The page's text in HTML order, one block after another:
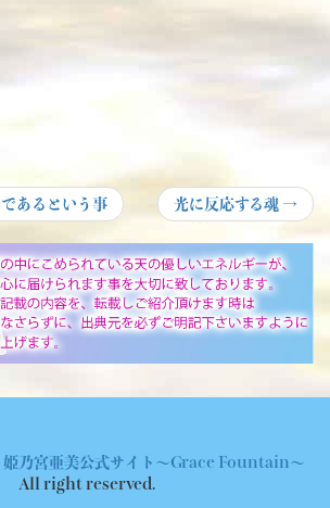
あるという事
Next
post:
光に反応する魂 →
姫乃宮亜美公式サイト～Grace Fountain～
All right reserved.